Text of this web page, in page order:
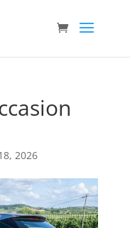
2026